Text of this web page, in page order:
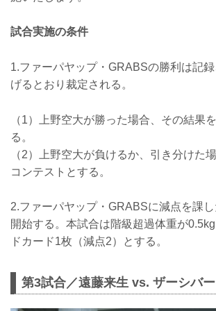
試合実施の条件
1.ファーパヤップ・GRABSの勝利は記
げるとおり裁定される。
（1）上野空大が勝った場合、その結果
る。
（2）上野空大が負けるか、引き分けた
コンテストとする。
2.ファーパヤップ・GRABSに減点を課
開始する。本試合は階級超過体重が
ドカード1枚（減点2）とする。
第3試合／遠藤来生 vs. ザーシバ